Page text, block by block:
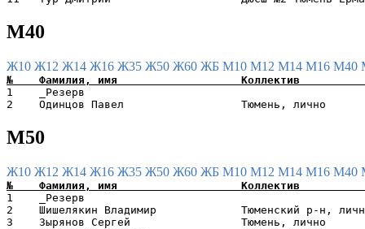
М40
Ж10 Ж12 Ж14 Ж16 Ж35 Ж50 Ж60 ЖБ М10 М12 М14 М16 М40
1    _Резерв
М50
Ж10 Ж12 Ж14 Ж16 Ж35 Ж50 Ж60 ЖБ М10 М12 М14 М16 М40
1    _Резерв
2    Шишелякин Владимир             Тюменский р-н,
3    Зырянов Сергей                 Тюмень,